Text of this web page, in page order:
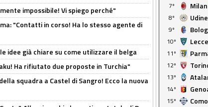
impossibile! Vi spiego perché"
"Contatti in corso! Ha lo stesso agente di
idee già chiare su come utilizzare il belga
Ha rifiutato due proposte in Turchia"
squadra a Castel di Sangro! Ecco la nuova
7º
Milan
8º
9º
10º
Lecce
11º
12º
13º
14º
15º
Como